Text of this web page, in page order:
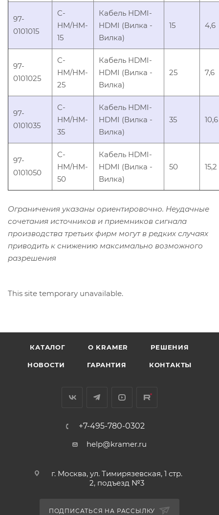
97-
0101015
C-
HM/HM-
15
Кабель HDMI-
HDMI (Вилка -
Вилка)
15 4,6
97-
0101025
C-
HM/HM-
25
Кабель HDMI-
HDMI (Вилка -
Вилка)
25 7,6
97-
0101035
C-
HM/HM-
35
Кабель HDMI-
HDMI (Вилка -
Вилка)
35 10,6
97-
0101050
C-
HM/HM-
50
Кабель HDMI-
HDMI (Вилка -
Вилка)
50 15,2
Ограничения указаны ориентировочно. Неудачные
сочетания источников и приемников сигнала
производства третьих фирм могут в редких случаях
приводить к снижению максимально возможного
разрешения
This site temporary unavailable.
КАТАЛОГ O KRAMER РЕШЕНИЯ
НОВОСТИ ГАРАНТИЯ КОНТАКТЫ
+7-495-780-0302
help@kramer.ru
г. Москва, ул. Тимирязевская, 1 стр.
2, подъезд №3
ПОДПИСАТЬСЯ НА РАССЫЛКУ